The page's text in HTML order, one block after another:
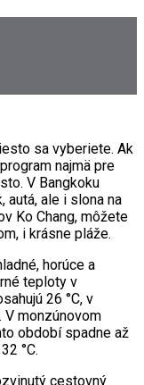
sa vyberiete. Ak
najmä pre
V Bangkoku
autá, ale i slona na
Ko Chang, môžete
i krásne pláže.
horúce a
teploty v
26 °C, v
V monzúnovom
období spadne až
°C.
cestovný